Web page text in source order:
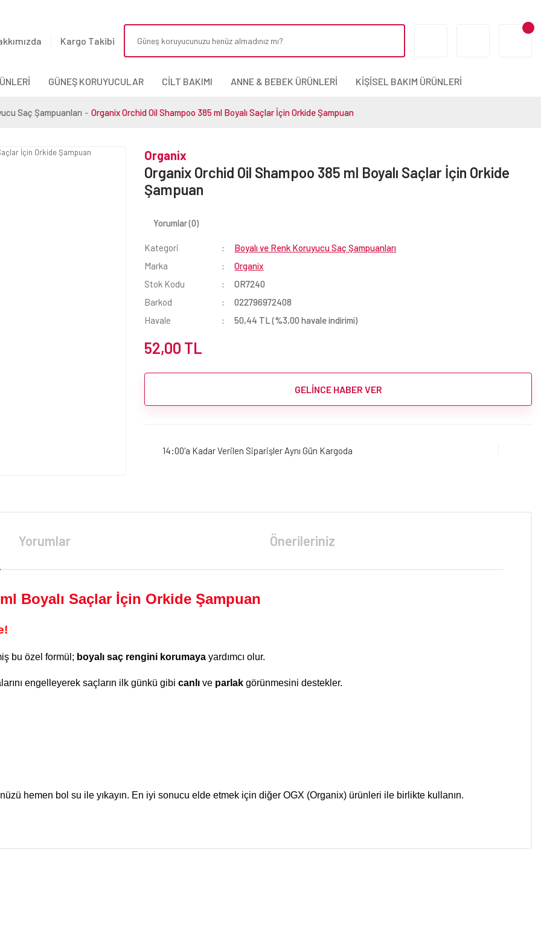
Kargo Takibi
GÜNEŞ KORUYUCULAR CİLT BAKIMI ANNE & BEBEK ÜRÜNLERİ KİŞİSEL BAKIM ÜRÜNLERİ
Saç Şampuanları Organix Orchid Oil Shampoo 385 ml Boyalı Saçlar İçin Orkide Şampuan
Organix
Organix Orchid Oil Shampoo 385 ml Boyalı Saçlar İçin Orkide
Şampuan
Yorumlar (0)
Kategori
Boyalı ve Renk Koruyucu Saç Şampuanları
Marka
Organix
Stok Kodu
OR7240
Barkod
022796972408
Havale
50,44 TL (%3,00 havale indirimi)
52,00 TL
GELİNCE HABER VER
14:00'a Kadar Verilen Siparişler Aynı Gün Kargoda
Yorumlar Önerileriniz
Boyalı Saçlar İçin Orkide Şampuan
bu özel formül; boyalı saç rengini korumaya yardımcı olur.
engelleyerek saçların ilk günkü gibi canlı ve parlak görünmesini destekler.
hemen bol su ile yıkayın. En iyi sonucu elde etmek için diğer OGX (Organix) ürünleri ile birlikte kullanın.